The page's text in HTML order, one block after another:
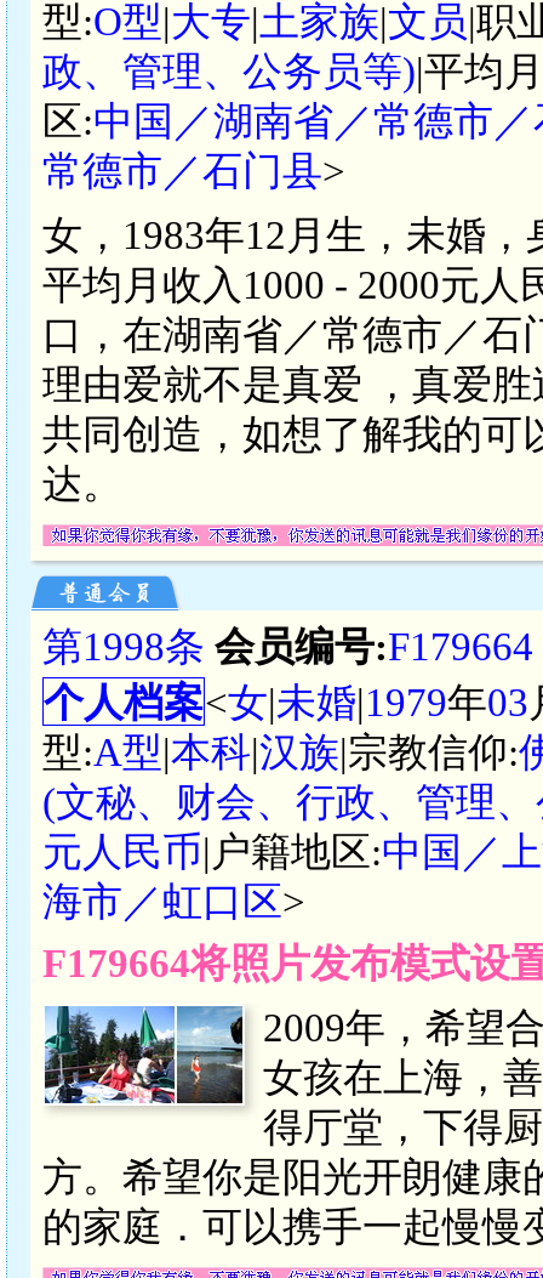
型:O型|大专|土家族|文员|职
政、管理、公务员等)|平均
区:中国／湖南省／常德市
常德市／石门县>
女，1983年12月生，未婚
平均月收入1000 - 2000元
口，在湖南省／常德市／
理由爱就不是真爱 ，真爱
共同创造，如想了解我的可
达。
第1998条 会员编号:F179664
个人档案<女|未婚|1979年03
型:A型|本科|汉族|宗教信仰:
(文秘、财会、行政、管理
元人民币|户籍地区:中国／
海市／虹口区>
F179664将照片发布模式设
2009年，希望
女孩在上海，
得厅堂，下得
方。希望你是阳光开朗健康
的家庭．可以携手一起慢慢